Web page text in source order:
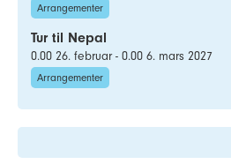
Arrangementer
Tur til Nepal
0.00 26. februar - 0.00 6. mars 2027
Arrangementer